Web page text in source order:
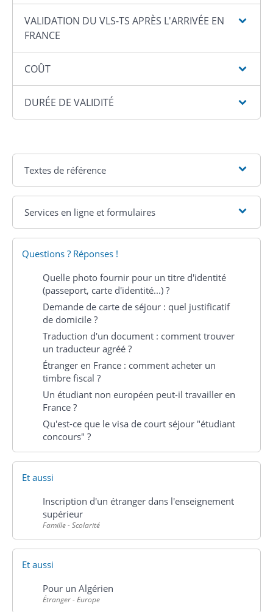
VALIDATION DU VLS-TS APRÈS L'ARRIVÉE EN
FRANCE
COÛT
DURÉE DE VALIDITÉ
Textes de référence
Services en ligne et formulaires
Questions ? Réponses !
Quelle photo fournir pour un titre d'identité
(passeport, carte d'identité...) ?
Demande de carte de séjour : quel justificatif
de domicile ?
Traduction d'un document : comment trouver
un traducteur agréé ?
Étranger en France : comment acheter un
timbre fiscal ?
Un étudiant non européen peut-il travailler en
France ?
Qu'est-ce que le visa de court séjour "étudiant
concours" ?
Et aussi
Inscription d'un étranger dans l'enseignement
supérieur
Famille - Scolarité
Et aussi
Pour un Algérien
Étranger - Europe